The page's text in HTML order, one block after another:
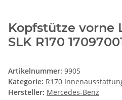
Kopfstütze vorne
SLK R170
Artikelnummer: 9905
Kategorie: R170
Hersteller: Mercedes-Benz